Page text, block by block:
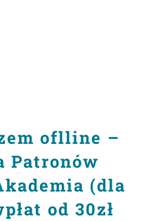
oflline –
Patronów
(dla
od 30zł